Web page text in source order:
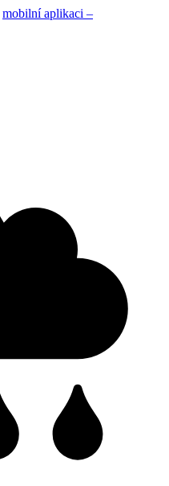
mobilní aplikaci –